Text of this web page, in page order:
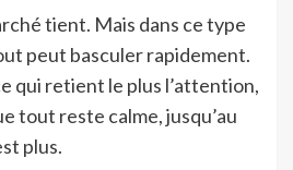
tient. Mais dans ce type
peut basculer rapidement.
qui retient le plus l’attention,
tout reste calme, jusqu’au
plus.